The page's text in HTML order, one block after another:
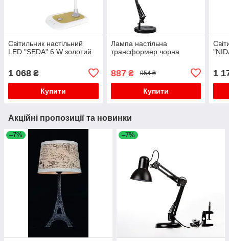
Світильник настільний
LED "SEDA" 6 W золотий
1 068 ₴
Купити
Лампа настільна
трансформер чорна
887₴ 954 ₴
Купити
1
Акційні пропозиції та новинки
–7% –7%